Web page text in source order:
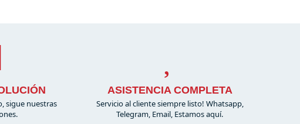
sigue nuestras
ASISTENCIA COMPLETA
Servicio al cliente siempre listo! Whatsapp,
Telegram, Email, Estamos aquí.